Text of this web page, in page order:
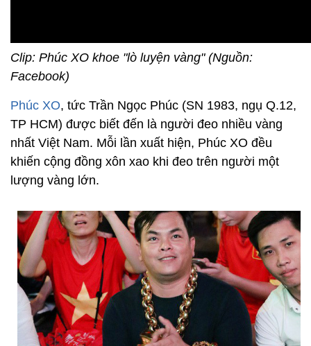
Clip: Phúc XO khoe "lò luyện vàng" (Nguồn:
Facebook)
Phúc XO, tức Trần Ngọc Phúc (SN 1983, ngụ Q.12,
TP HCM) được biết đến là người đeo nhiều vàng
nhất Việt Nam. Mỗi lần xuất hiện, Phúc XO đều
khiến cộng đồng xôn xao khi đeo trên người một
lượng vàng lớn.